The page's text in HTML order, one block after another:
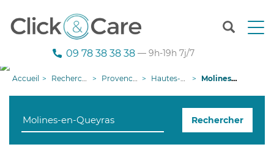
T
n
g
09 78 38 38 38 — 9h-19h 7j/7
Accueil Recherche aide à domicile Provence-Alpes-Côte d'Azur Hautes-Alpes Molines-en-Queyras
Rechercher